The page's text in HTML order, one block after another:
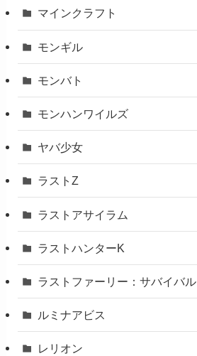
マインクラフト
モンギル
モンバト
モンハンワイルズ
ヤバ少女
ラストZ
ラストアサイラム
ラストハンターK
ラストファーリー：サバイバル
ルミナアビス
レリオン